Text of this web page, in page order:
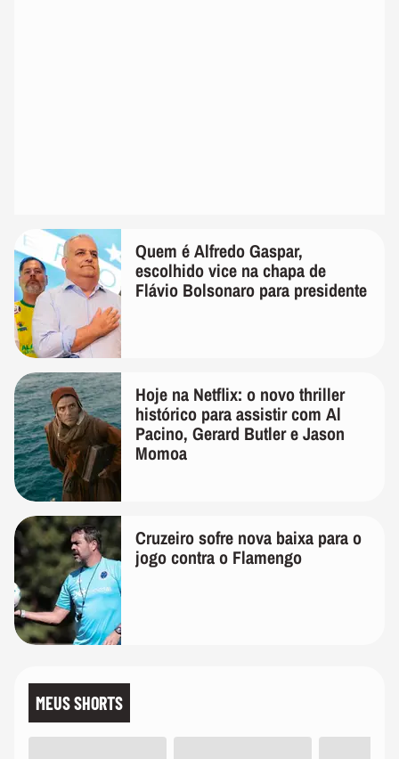
Quem é Alfredo Gaspar,
escolhido vice na chapa de
Flávio Bolsonaro para presidente
Hoje na Netflix: o novo thriller
histórico para assistir com Al
Pacino, Gerard Butler e Jason
Momoa
Cruzeiro sofre nova baixa para o
jogo contra o Flamengo
MEUS SHORTS